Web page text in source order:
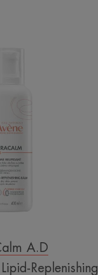
A.D
Replenishing